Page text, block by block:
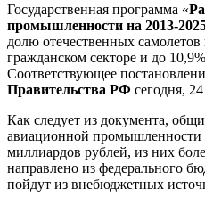
Государственная программа «
промышленности на 2013-
долю отечественных
гражданском секторе и до
Соответствующее
Правительства РФ сегодня,
Как следует из документа,
авиационной промышленности
миллиардов рублей, из них
направлено из федерального
пойдут из внебюджетных